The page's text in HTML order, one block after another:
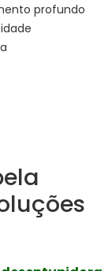
profundo